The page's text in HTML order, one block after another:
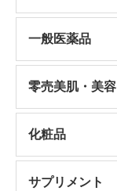
一般医薬品
零売美肌・美容
化粧品
サプリメント